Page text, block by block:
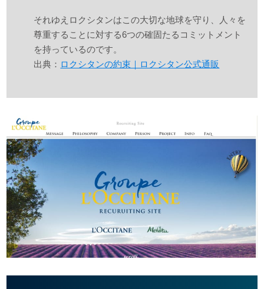
それゆえロクシタンはこの大切な地球を守り、人々を
尊重することに対する6つの確固たるコミットメント
を持っているのです。
出典： ロクシタンの約束｜ロクシタン公式通販